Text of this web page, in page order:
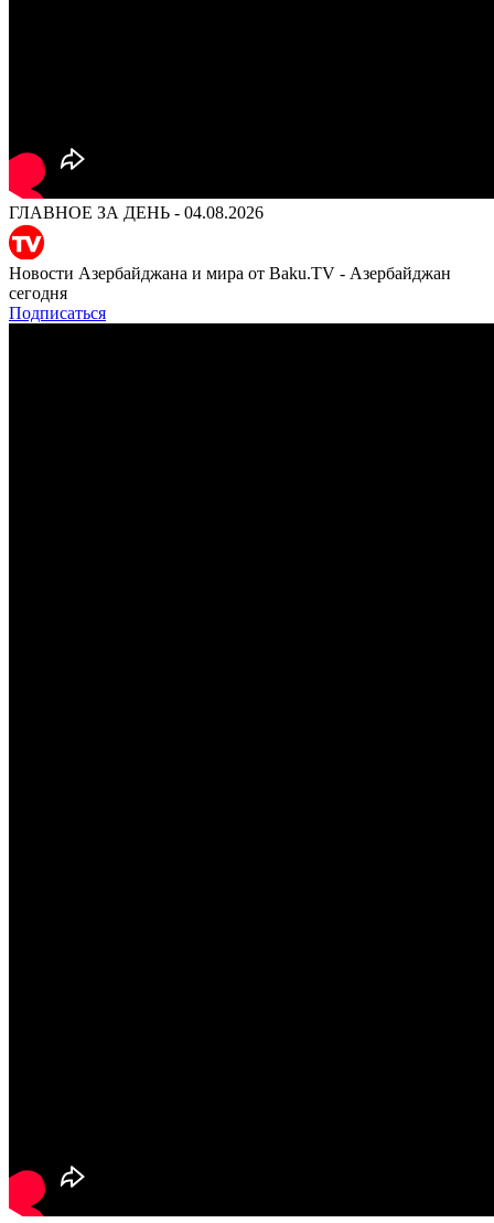
ГЛАВНОЕ ЗА ДЕНЬ - 04.08.2026
Новости Азербайджана и мира от Baku.TV - Азербайджан
сегодня
Подписаться